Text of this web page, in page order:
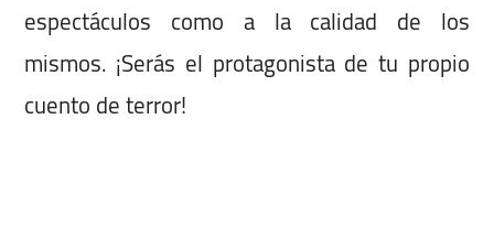
espectáculos como a la calidad de los
mismos. ¡Serás el protagonista de tu propio
cuento de terror!